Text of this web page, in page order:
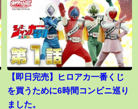
【即日完売】ヒロアカ一番くじ
を買うために6時間コンビニ巡り
ました。